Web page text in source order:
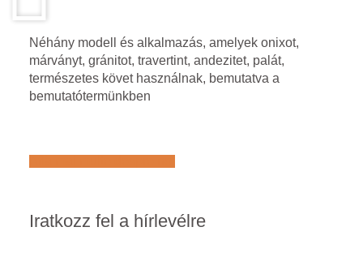
Néhány modell és alkalmazás, amelyek onixot,
márványt, gránitot, travertint, andezitet, palát,
természetes követ használnak, bemutatva a
bemutatótermünkben
Iratkozz fel a hírlevélre